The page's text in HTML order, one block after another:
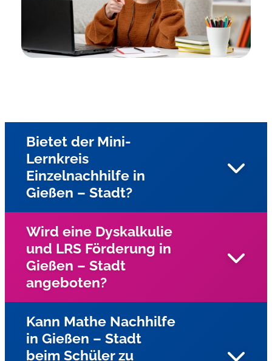
Bietet der Mini-
Lernkreis
Einzelnachhilfe in
Gießen – Stadt?
Ja, unsere Nachhilfe in Gießen – Stadt und Umgebung
bieten wir Einzelnachhilfe beim Schüler zu Hause an
Wird eine Dyskalkulie
und LRS Förderung in
Gießen – Stadt
angeboten?
Ja, für Kinder und Jugendliche mit Lese-
Rechtschreibschwäche (LRS) und Dyskalkulie wird
Kann Mathe Nachhilfe
in Gießen – Stadt
beim Schüler zu